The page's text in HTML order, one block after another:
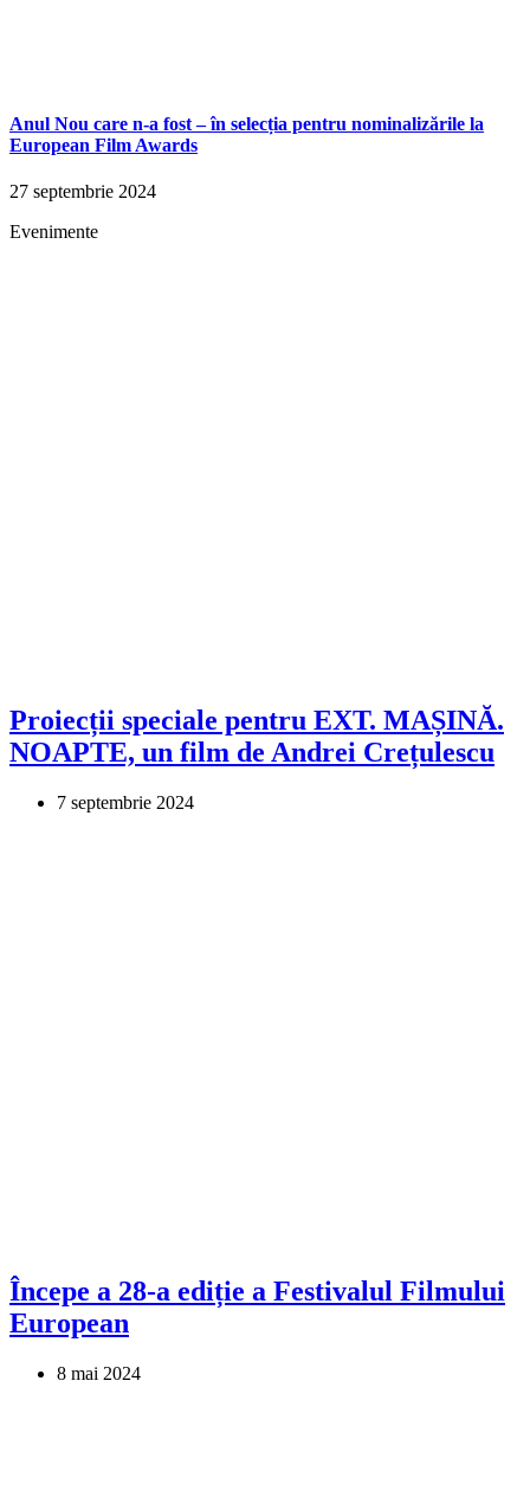
Anul Nou care n-a fost – în selecția pentru nominalizările la
European Film Awards
27 septembrie 2024
Evenimente
Proiecții speciale pentru EXT. MAȘINĂ.
NOAPTE, un film de Andrei Crețulescu
7 septembrie 2024
Începe a 28-a ediție a Festivalul Filmului
European
8 mai 2024